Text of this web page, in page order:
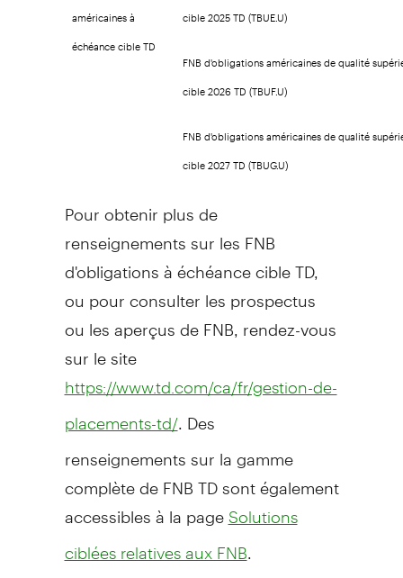
américaines à
échéance cible TD
cible 2025 TD (TBUE.U)
FNB d'obligations américaines de qualité
cible 2026 TD (TBUF.U)
FNB d'obligations américaines de qualité
cible 2027 TD (TBUG.U)
Pour obtenir plus de
renseignements sur les FNB
d'obligations à échéance cible TD,
ou pour consulter les prospectus
ou les aperçus de FNB, rendez-vous
sur le site
https://www.td.com/ca/fr/gestion-de-
placements-td/. Des
renseignements sur la gamme
complète de FNB TD sont également
accessibles à la page Solutions
ciblées relatives aux FNB